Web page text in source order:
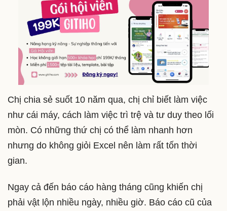
Chị chia sẻ suốt 10 năm qua, chị chỉ biết làm việc
như cái máy, cách làm việc trì trệ và tư duy theo lối
mòn. Có những thứ chị có thể làm nhanh hơn
nhưng do không giỏi Excel nên làm rất tốn thời
gian.
Ngay cả đến báo cáo hàng tháng cũng khiến chị
phải vật lộn nhiều ngày, nhiều giờ. Báo cáo cũ của